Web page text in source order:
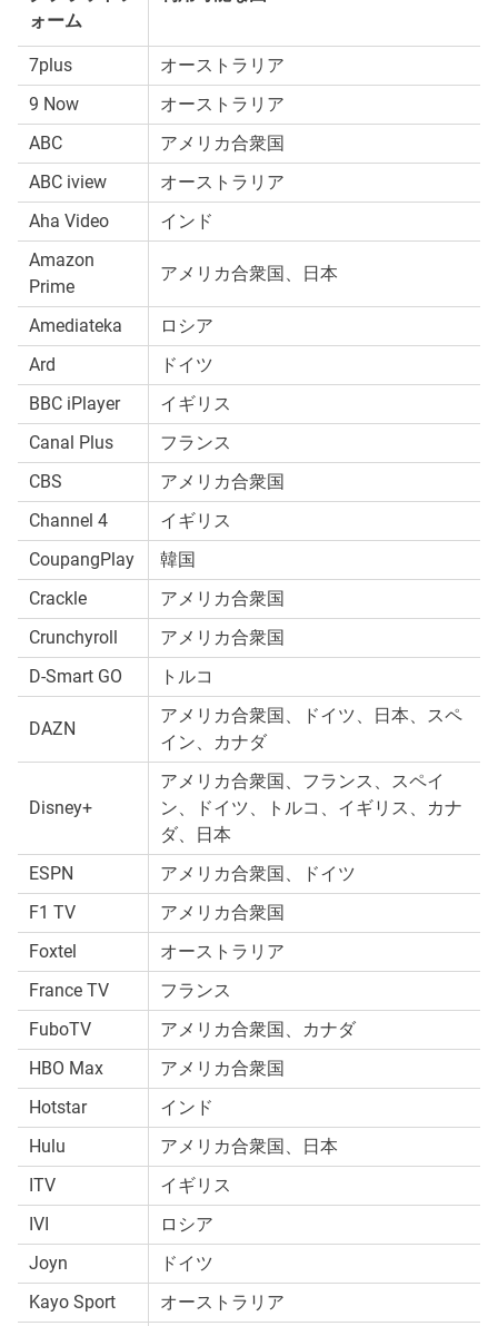
ォーム
7plus
オーストラリア
9 Now
オーストラリア
ABC
アメリカ合衆国
ABC iview
オーストラリア
Aha Video
インド
Amazon
Prime
アメリカ合衆国、日本
Amediateka
ロシア
Ard
ドイツ
BBC iPlayer
イギリス
Canal Plus
フランス
CBS
アメリカ合衆国
Channel 4
イギリス
CoupangPlay
韓国
Crackle
アメリカ合衆国
Crunchyroll
アメリカ合衆国
D-Smart GO
トルコ
DAZN
アメリカ合衆国、ドイツ、日本、スペ
イン、カナダ
Disney+
アメリカ合衆国、フランス、スペイ
ン、ドイツ、トルコ、イギリス、カナ
ダ、日本
ESPN
アメリカ合衆国、ドイツ
F1 TV
アメリカ合衆国
Foxtel
オーストラリア
France TV
フランス
FuboTV
アメリカ合衆国、カナダ
HBO Max
アメリカ合衆国
Hotstar
インド
Hulu
アメリカ合衆国、日本
ITV
イギリス
IVI
ロシア
Joyn
ドイツ
Kayo Sport
オーストラリア